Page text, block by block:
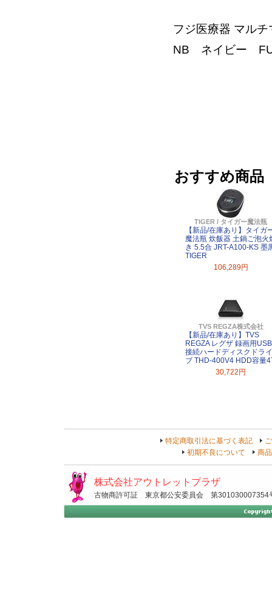
フジ医療器 マル
NB ネイビー
おすすめ商品
TIGER / タイガー魔法瓶
【新品/在庫あり】タイガ
魔法瓶 炊飯器 土鍋ご泡火
き 5.5合 JRT-A100-KS 墨
TIGER
106,289円
TVS REGZA株式会社
【新品/在庫あり】TVS
REGZA レグザ 録画用USB
接続ハードディスクドライ
ブ THD-400V4 HDD容量
30,722円
特定商取引法に基づく表記
初期不良について
商
株式会社アウトレットプラザ
古物商許可証 東京都公安委員会 第301030007354